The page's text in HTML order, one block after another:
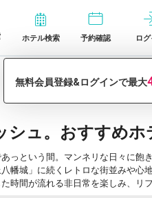
ホテル検索 予約確認 ロ
すすめホテル・旅館6選
シュ。おすすめ
っという間。マンネリな日々に飽
幡城」に続くレトロな街並みや心
時間が流れる非日常を楽しみ、リ